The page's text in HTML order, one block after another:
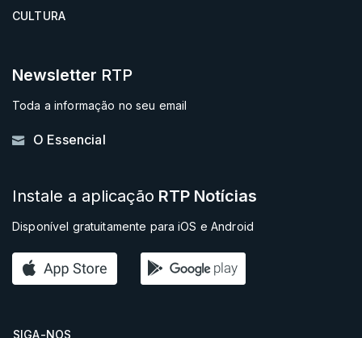
CULTURA
Newsletter RTP
Toda a informação no seu email
O Essencial
Instale a aplicação RTP Notícias
Disponível gratuitamente para iOS e Android
SIGA-NOS